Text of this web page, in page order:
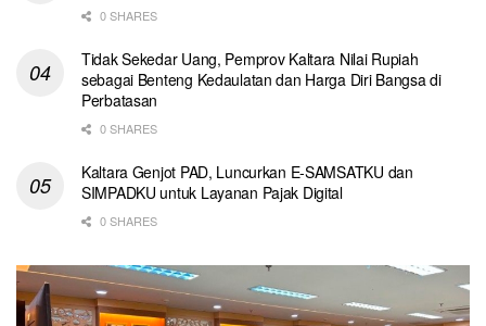
0 SHARES
Tidak Sekedar Uang, Pemprov Kaltara Nilai Rupiah
sebagai Benteng Kedaulatan dan Harga Diri Bangsa di
Perbatasan
0 SHARES
Kaltara Genjot PAD, Luncurkan E-SAMSATKU dan
SIMPADKU untuk Layanan Pajak Digital
0 SHARES